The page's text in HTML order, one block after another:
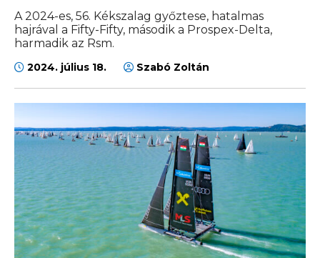
A 2024-es, 56. Kékszalag győztese, hatalmas
hajrával a Fifty-Fifty, második a Prospex-Delta,
harmadik az Rsm.
2024. július 18. Szabó Zoltán